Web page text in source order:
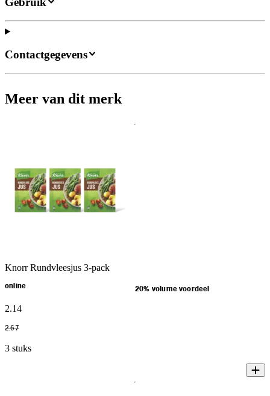
Contactgegevens
Meer van dit merk
Knorr Rundvleesjus 3-pack
online 20% volume voordeel
2.14
2.67
3 stuks